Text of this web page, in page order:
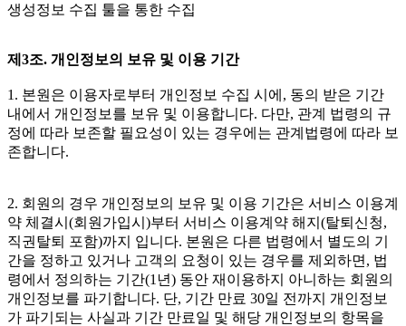
생성정보 수집 툴을 통한 수집
제3조. 개인정보의 보유 및 이용 기간
1. 본원은 이용자로부터 개인정보 수집 시에, 동의 받은 기간
내에서 개인정보를 보유 및 이용합니다. 다만, 관계 법령의 규
정에 따라 보존할 필요성이 있는 경우에는 관계법령에 따라 보
존합니다.
2. 회원의 경우 개인정보의 보유 및 이용 기간은 서비스 이용계
약 체결시(회원가입시)부터 서비스 이용계약 해지(탈퇴신청,
직권탈퇴 포함)까지 입니다. 본원은 다른 법령에서 별도의 기
간을 정하고 있거나 고객의 요청이 있는 경우를 제외하면, 법
령에서 정의하는 기간(1년) 동안 재이용하지 아니하는 회원의
개인정보를 파기합니다. 단, 기간 만료 30일 전까지 개인정보
가 파기되는 사실과 기간 만료일 및 해당 개인정보의 항목을